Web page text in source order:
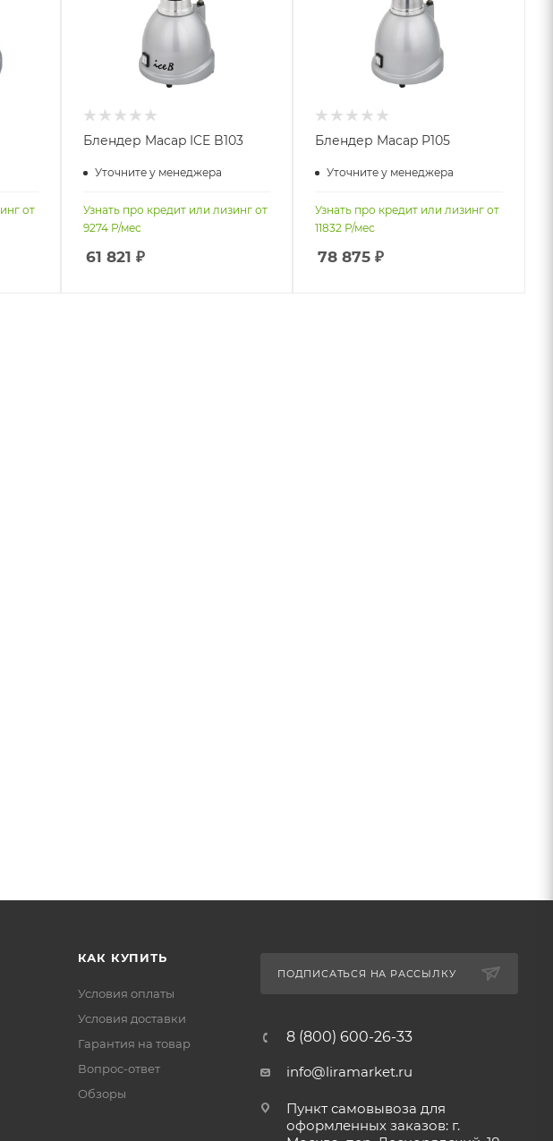
от
Блендер Macap ICE B103
Уточните у менеджера
Узнать про кредит или лизинг от
9274Р/мес
61 821 ₽
Блендер Macap P105
Уточните у менеджера
Узнать про кредит или лизинг от
11832 Р/мес
78 875 ₽
КАК КУПИТЬ
Условия оплаты
Условия доставки
Гарантия на товар
Вопрос-ответ
Обзоры
ПОДПИСАТЬСЯ НА РАССЫЛКУ
8 (800) 600-26-33
info@liramarket.ru
Пункт самовывоза для
оформленных заказов: г.